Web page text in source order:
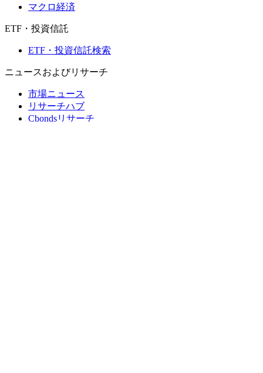
マクロ経済
ETF・投資信託
ETF・投資信託検索
ニュースおよびリサーチ
市場ニュース
リサーチハブ
Cbondsリサーチ